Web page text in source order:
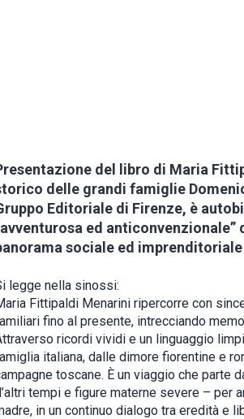
del libro di Maria
delle grandi famiglie
Editoriale di Firenze, è
ed
sociale ed
legge nella sinossi:
Fittipaldi Menarini ripercorre con
fino al presente, intrecciando
ricordi vividi e un linguaggio
italiana, dalle dimore fiorentine e
toscane. È un viaggio che parte
tempi e figure materne severe – per
in un continuo dialogo tra eredità e